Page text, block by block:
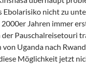
Ebolarisiko nicht zu
Jahren immer
Pauschalreisetouri
Uganda nach
Möglichkeit jetzt